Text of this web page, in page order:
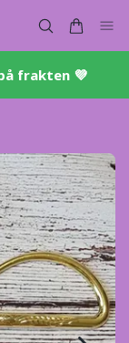
frakten 💜​